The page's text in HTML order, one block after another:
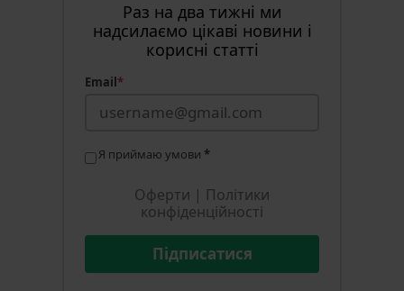
Раз на два тижні ми
надсилаємо цікаві новини і
корисні статті
Email*
Я приймаю умови *
Оферти | Політики
конфіденційності
Підписатися